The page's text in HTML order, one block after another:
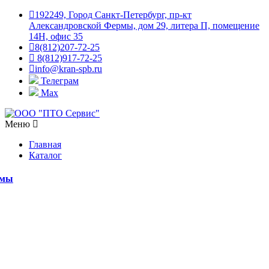
192249, Город Санкт-Петербург, пр-кт
Александровской Фермы, дом 29, литера П, помещение
14Н, офис 35
8(812)207-72-25
8(812)917-72-25
info@kran-spb.ru
Телеграм
Max
Меню
Главная
Каталог